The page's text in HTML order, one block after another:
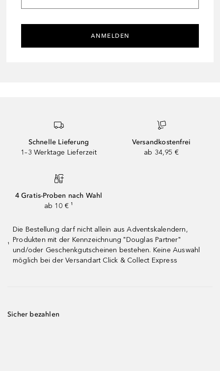
ANMELDEN
Schnelle Lieferung
1–3 Werktage Lieferzeit
Versandkostenfrei
ab 34,95 €
4 Gratis-Proben nach Wahl
ab 10 € ¹
¹
Die Bestellung darf nicht allein aus Adventskalendern,
Produkten mit der Kennzeichnung "Douglas Partner"
und/oder Geschenkgutscheinen bestehen. Keine Auswahl
möglich bei der Versandart Click & Collect Express
Sicher bezahlen